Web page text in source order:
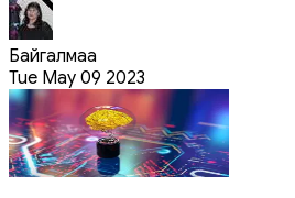
Байгалмаа
Tue May 09 2023